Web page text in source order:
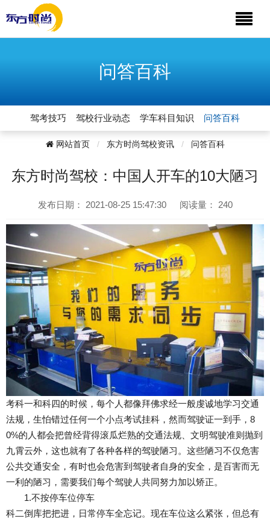
问答百科
驾考技巧 驾校行业动态 学车科目知识 问答百科
网站首页 东方时尚驾校资讯 问答百科
东方时尚驾校：中国人开车的10大陋习
发布日期： 2021-08-25 15:47:30 阅读量： 240
考科一和科四的时候，每个人都像拜佛求经一般虔诚地学习交通
法规，生怕错过任何一个小点考试挂科，然而驾驶证一到手，8
0%的人都会把曾经背得滚瓜烂熟的交通法规、文明驾驶准则抛到
九霄云外，这也就有了各种各样的驾驶陋习。这些陋习不仅危害
公共交通安全，有时也会危害到驾驶者自身的安全，是百害而无
一利的陋习，需要我们每个驾驶人共同努力加以矫正。
1.不按停车位停车
科二倒库把把进，日常停车全忘记。现在车位这么紧张，但总有